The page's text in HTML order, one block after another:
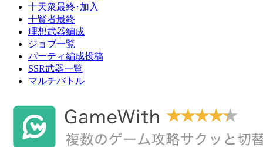
十天衆最終･加入
十賢者最終
理想武器編成
ジョブ一覧
パーティ編成投稿
SSR武器一覧
マルチバトル